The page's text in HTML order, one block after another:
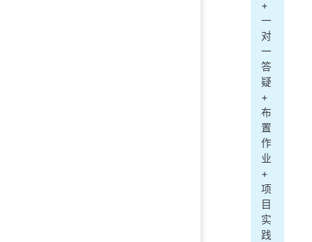
+
一
对
一
答
疑
+
布
置
作
业
+
项
目
实
践